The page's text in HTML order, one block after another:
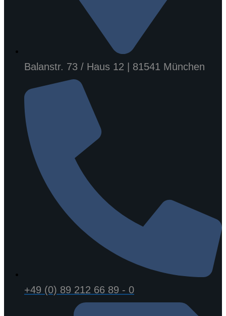
Balanstr. 73 / Haus 12 | 81541 München
+49 (0) 89 212 66 89 - 0